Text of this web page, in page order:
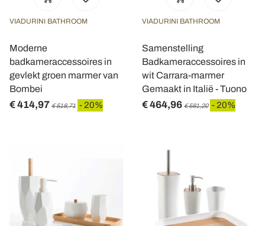
VIADURINI BATHROOM
Moderne
badkameraccessoires in
gevlekt groen marmer van
Bombei
€ 414,97 € 518,71 - 20%
VIADURINI BATHROOM
Samenstelling
Badkameraccessoires in
wit Carrara-marmer
Gemaakt in Italië - Tuono
€ 464,96 € 581,20 - 20%